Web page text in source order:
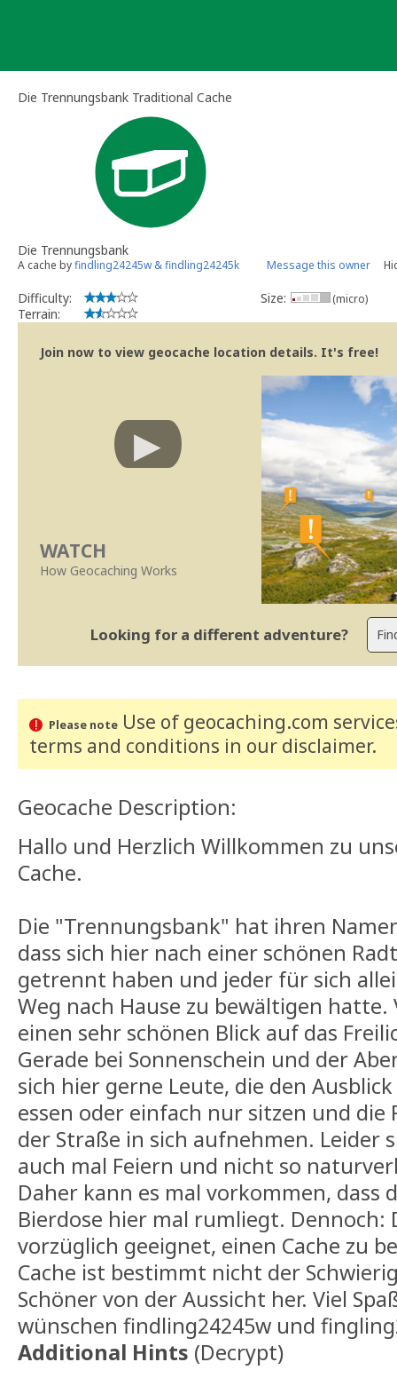
Die Trennungsbank Traditional Cache
Die Trennungsbank
A cache byfindling24245w & findling24245k Message this owner
Difficulty:
Terrain:
Size: (micro)
Join now to view geocache location details. It's free!
WATCH
How Geocaching Works
Looking for a different adventure?
Please noteUse of geocaching.com
terms and conditions in our disclaimer.
Geocache Description:
Hallo und Herzlich Willkommen zu
Cache.
Die "Trennungsbank" hat ihren
dass sich hier nach einer schönen
getrennt haben und jeder für sich
Weg nach Hause zu bewältigen
einen sehr schönen Blick auf das
Gerade bei Sonnenschein und der
sich hier gerne Leute, die den
essen oder einfach nur sitzen und die
der Straße in sich aufnehmen. Leider
auch mal Feiern und nicht so
Daher kann es mal vorkommen, dass
Bierdose hier mal rumliegt. Dennoch:
vorzüglich geeignet, einen Cache zu
Cache ist bestimmt nicht der
Schöner von der Aussicht her. Viel
wünschen findling24245w und
Additional Hints (Decrypt)